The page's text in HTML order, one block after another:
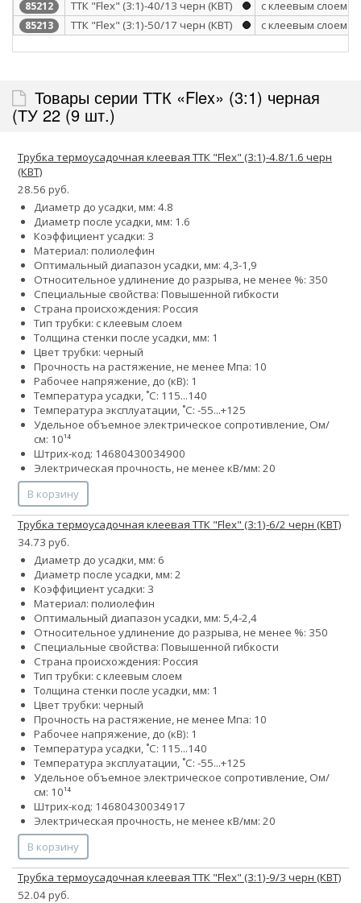
85212 ТТК "Flex" (3:1)-40/13 черн (КВТ) с клеевым слоем
85213 ТТК "Flex" (3:1)-50/17 черн (КВТ) с клеевым слоем
Товары серии ТТК «Flex» (3:1) черная
(ТУ 22 (9 шт.)
Трубка термоусадочная клеевая ТТК "Flex" (3:1)-4.8/1.6 черн
(КВТ)
28.56 руб.
Диаметр до усадки, мм: 4.8
Диаметр после усадки, мм: 1.6
Коэффициент усадки: 3
Материал: полиолефин
Оптимальный диапазон усадки, мм: 4,3-1,9
Относительное удлинение до разрыва, не менее %: 350
Специальные свойства: Повышенной гибкости
Страна происхождения: Россия
Тип трубки: с клеевым слоем
Толщина стенки после усадки, мм: 1
Цвет трубки: черный
Прочность на растяжение, не менее Мпа: 10
Рабочее напряжение, до (кВ): 1
Температура усадки, ˚С: 115...140
Температура эксплуатации, ˚С: -55...+125
Удельное объемное электрическое сопротивление, Ом/
см: 10¹⁴
Штрих-код: 14680430034900
Электрическая прочность, не менее кВ/мм: 20
В корзину
Трубка термоусадочная клеевая ТТК "Flex" (3:1)-6/2 черн (КВТ)
34.73 руб.
Диаметр до усадки, мм: 6
Диаметр после усадки, мм: 2
Коэффициент усадки: 3
Материал: полиолефин
Оптимальный диапазон усадки, мм: 5,4-2,4
Относительное удлинение до разрыва, не менее %: 350
Специальные свойства: Повышенной гибкости
Страна происхождения: Россия
Тип трубки: с клеевым слоем
Толщина стенки после усадки, мм: 1
Цвет трубки: черный
Прочность на растяжение, не менее Мпа: 10
Рабочее напряжение, до (кВ): 1
Температура усадки, ˚С: 115...140
Температура эксплуатации, ˚С: -55...+125
Удельное объемное электрическое сопротивление, Ом/
см: 10¹⁴
Штрих-код: 14680430034917
Электрическая прочность, не менее кВ/мм: 20
В корзину
Трубка термоусадочная клеевая ТТК "Flex" (3:1)-9/3 черн (КВТ)
52.04 руб.